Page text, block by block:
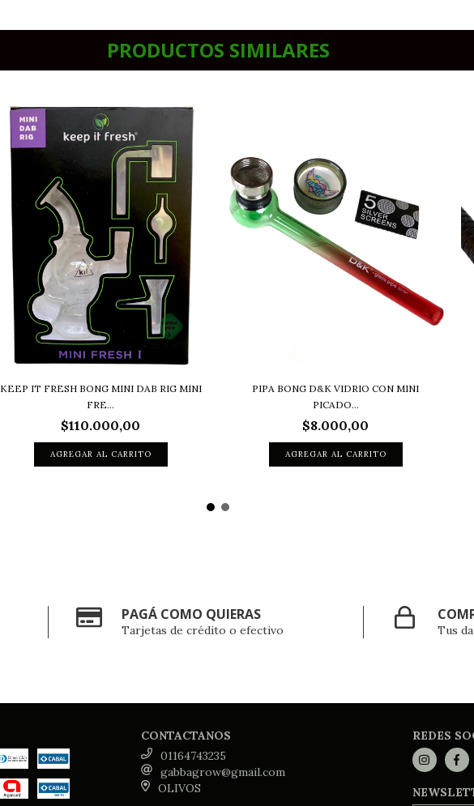
PRODUCTOS SIMILARES
KEEP IT FRESH BONG MINI DAB RIG MINI
FRE...
$110.000,00
PIPA BONG D&K VIDRIO CON MINI
PICADO...
$8.000,00
PAGÁ COMO QUIERAS
Tarjetas de crédito o efectivo Tus
CONTACTANOS
01164743235
gabbagrow@gmail.com
OLIVOS
REDES